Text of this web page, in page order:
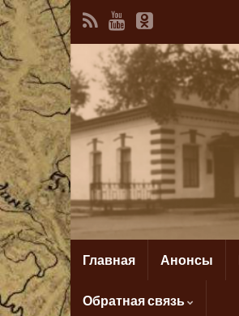
Главная Анонсы
Обратная связь